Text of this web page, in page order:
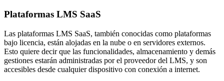
Plataformas LMS SaaS
Las plataformas LMS SaaS, también conocidas como plataformas
bajo licencia, están alojadas en la nube o en servidores externos.
Esto quiere decir que las funcionalidades, almacenamiento y demás
gestiones estarán administradas por el proveedor del LMS, y son
accesibles desde cualquier dispositivo con conexión a internet.